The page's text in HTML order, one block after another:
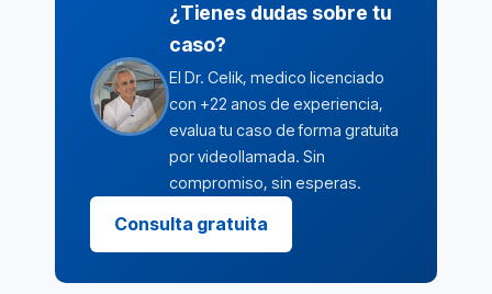
¿Tienes dudas sobre tu
caso?
El Dr. Celik, medico licenciado
con +22 anos de experiencia,
evalua tu caso de forma gratuita
por videollamada. Sin
compromiso, sin esperas.
Consulta gratuita